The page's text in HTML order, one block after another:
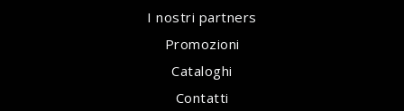
I nostri partners
Promozioni
Cataloghi
Contatti